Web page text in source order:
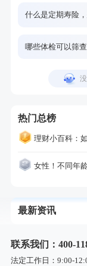
什么是定期寿险
哪些体检可以筛
热门总榜
理财小百科：
女性！不同年龄要注意
最新资讯
联系我们：400-
法定工作日：9:00-